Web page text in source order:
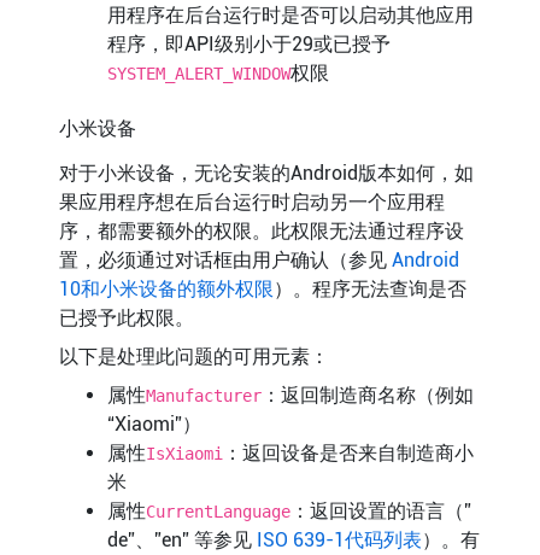
用程序在后台运行时是否可以启动其他应用
程序，即API级别小于29或已授予
SYSTEM_ALERT_WINDOW权限
小米设备
对于小米设备，无论安装的Android版本如何，如
果应用程序想在后台运行时启动另一个应用程
序，都需要额外的权限。此权限无法通过程序设
置，必须通过对话框由用户确认（参见 Android
10和小米设备的额外权限）。程序无法查询是否
已授予此权限。
以下是处理此问题的可用元素：
属性Manufacturer：返回制造商名称（例如
“Xiaomi”）
属性IsXiaomi
：返回设备是否来自制造商小
米
属性CurrentLanguage：返回设置的语言（”
de”、”en” 等参见 ISO 639-1代码列表）。有